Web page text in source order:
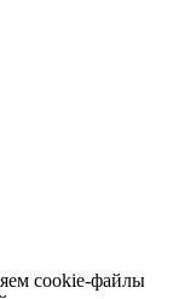
cookie-файлы